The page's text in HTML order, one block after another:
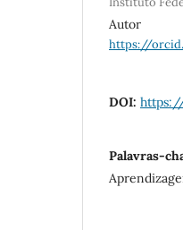
Autor
https://
DOI:
Palavras-